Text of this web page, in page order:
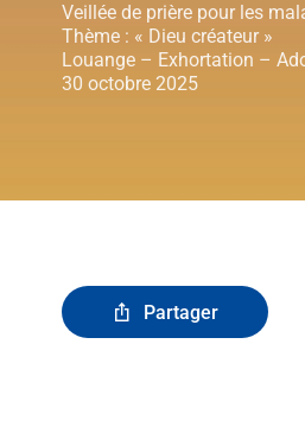
Veillée de prière pour les
Thème : « Dieu créateur »
Louange – Exhortation –
30 octobre 2025
Partager